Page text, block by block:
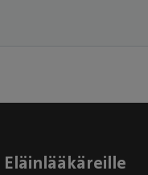
Eläinlääkäreille